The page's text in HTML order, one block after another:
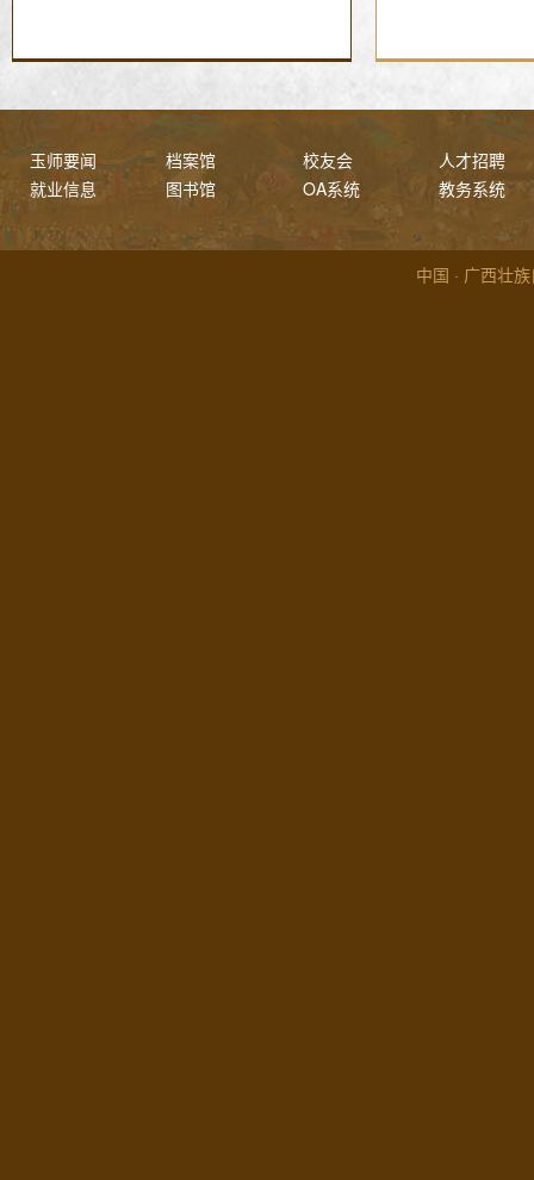
玉师要闻
就业信息
档案馆
图书馆
校友会
OA系统
人才招聘
教务系统
中国 · 广西壮